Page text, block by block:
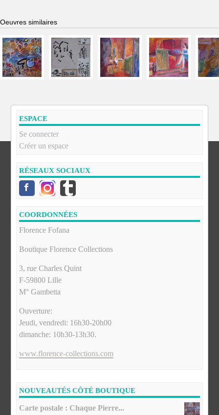
Oeuvres similaires
ESPACE
Se connecter
Créer un espace
RÉSEAUX SOCIAUX
COORDONNÉES
Florence Fofana
Boutique Florence Collections
3, rue Charles Quint
F-59800 Lille
M° Gambetta
Ouverture:
Jeudi, vendredi: 16h30-20h00
dimanche: 10h30-13h30.
www.florence-collections.com
NOUVEAUTÉS CÔTÉ BOUTIQUE
Carte postale : Chaque Pierre...